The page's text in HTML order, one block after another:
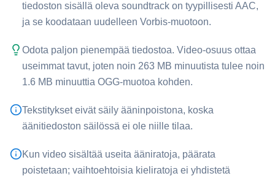
tiedoston sisällä oleva soundtrack on tyypillisesti AAC,
ja se koodataan uudelleen Vorbis-muotoon.
Odota paljon pienempää tiedostoa. Video-osuus ottaa
useimmat tavut, joten noin 263 MB minuutista tulee noin
1.6 MB minuuttia ⁦OGG⁩-muotoa kohden.
Tekstitykset eivät säily ääninpoistona, koska
äänitiedoston säilössä ei ole niille tilaa.
Kun video sisältää useita ääniratoja, päärata
poistetaan; vaihtoehtoisia kieliratoja ei yhdistetä